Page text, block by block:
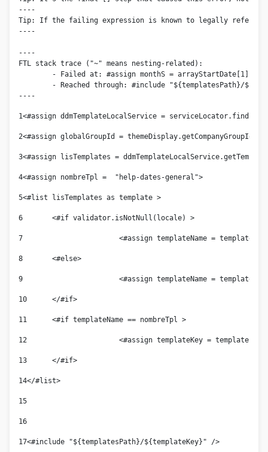
----
Tip: If the failing expression is known to legally refer to
----
----
FTL stack trace ("~" means nesting-related):
----
1<#assign ddmTemplateLocalService =
2<#assign globalGroupId =
3<#assign lisTemplates =
4<#assign nombreTpl =  "help-dates-general">
5<#list lisTemplates as template >
6
	<#if validator.isNotNull(locale) >
7
<#assign templateName =
8
	<#else>
9
<#assign templateName =
10
	</#if>
11
	<#if templateName == nombreTpl >
12
<#assign templateKey =
13
	</#if>
14</#list>
15
16
17<#include "${templatesPath}/${templateKey}" />